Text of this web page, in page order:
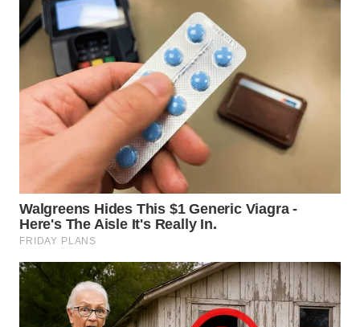
WN
KALBAR
WN
KALTENG
KALTARA
WN
KALSEL
WN
KALTIM